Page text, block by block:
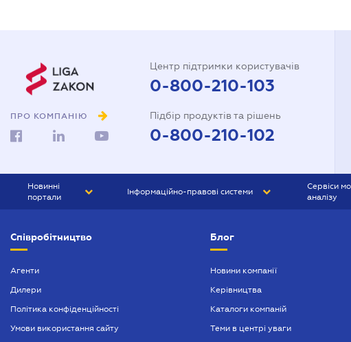
ПРО КОМПАНІЮ
Центр підтримки користувачів
0-800-210-103
Підбір продуктів та рішень
0-800-210-102
Новинні
портали
БІЗНЕС
Інформаційно-правові системи
БУХГАЛТЕР ПРОФ
Сервіси
аналізу
Співробітництво
Агенти
Дилери
Політика конфіденційності
Умови використання сайту
Блог
Новини компанії
Керівництва
Каталоги компаній
Теми в центрі уваги